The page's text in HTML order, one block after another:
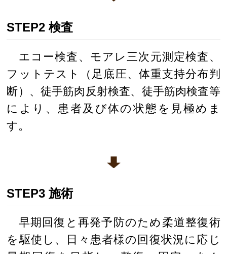
STEP2 検査
エコー検査、モアレ三次元測定検査、
フットテスト（足底圧、体重支持分布判
断）、徒手筋肉反射検査、徒手筋肉検査等
により、患者及び体の状態を見極めま
す。
STEP3 施術
早期回復と再発予防のため柔道整復術
を駆使し、日々患者様の回復状況に応じ